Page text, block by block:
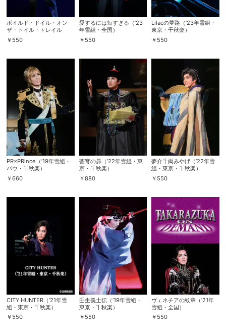
会員設定
基本情報、本人連絡先、パスワード 、クレ
ジットカード情報の変更が可能です。
ボイルド・ドイル・オン
ザ・トイル・トレイル
（’24年雪組・東京・千秋
楽）
￥ 550
愛するには短すぎる（’23
年雪組・全国）
￥ 550
Lilacの夢路（’23年雪組・
東京・千秋楽）
￥ 550
PR×PRince（’19年雪組・
バウ・千秋楽）
￥660
蒼穹の昴（’22年雪組・東
京・千秋楽）
￥880
夢介千両みやげ（’22年雪
組・東京・千秋楽）
￥ 550
CITY HUNTER（’21年雪
組・東京・千秋楽）
￥ 550
壬生義士伝（’19年雪組・
東京・千秋楽）
￥ 550
ヴェネチアの紋章（’21年
雪組・全国）
￥ 550